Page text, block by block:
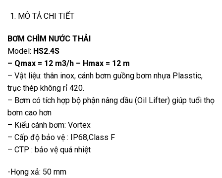
MÔ TẢ CHI TIẾT
BƠM CHÌM NƯỚC THẢI
Model: HS2.4S
– Qmax = 12 m3/h – Hmax = 12 m
– Vật liệu: thân inox, cánh bơm guồng bơm nhựa Plasstic,
trục thép không rỉ 420.
– Bơm có tích hợp bộ phận nâng dầu (Oil Lifter) giúp tuổi thọ
bơm cao hơn
– Kiểu cánh bơm: Vortex
– Cấp độ bảo vệ : IP68,Class F
– CTP : bảo vệ quá nhiệt
-Họng xả: 50 mm